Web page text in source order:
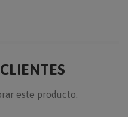
este producto.